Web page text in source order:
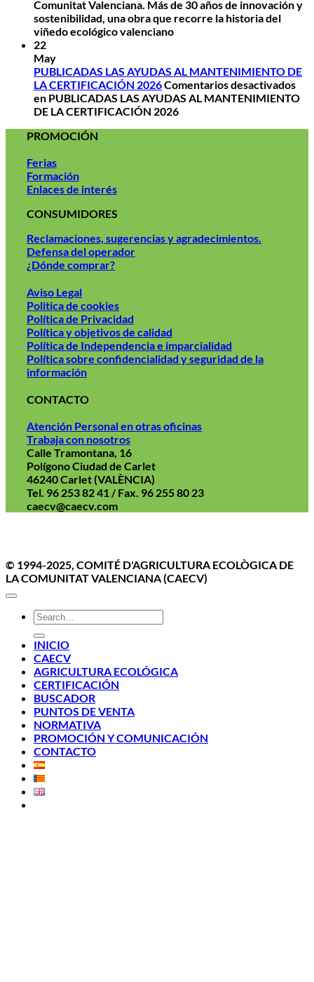
Comunitat Valenciana. Más de 30 años de innovación y
sostenibilidad, una obra que recorre la historia del
viñedo ecológico valenciano
22
May
PUBLICADAS LAS AYUDAS AL MANTENIMIENTO DE
LA CERTIFICACIÓN 2026Comentarios desactivados
en PUBLICADAS LAS AYUDAS AL MANTENIMIENTO
DE LA CERTIFICACIÓN 2026
PROMOCIÓN
Ferias
Formación
Enlaces de interés
CONSUMIDORES
Reclamaciones, sugerencias y agradecimientos.
Defensa del operador
¿Dónde comprar?
Aviso Legal
Politica de cookies
Política de Privacidad
Política y objetivos de calidad
Política de Independencia e imparcialidad
Política sobre confidencialidad y seguridad de la
información
CONTACTO
Atención Personal en otras oficinas
Trabaja con nosotros
Calle Tramontana, 16
Polígono Ciudad de Carlet
46240 Carlet (VALÈNCIA)
Tel. 96 253 82 41 / Fax. 96 255 80 23
caecv@caecv.com
© 1994-2025, COMITÉ D'AGRICULTURA ECOLÒGICA DE
LA COMUNITAT VALENCIANA (CAECV)
INICIO
CAECV
AGRICULTURA ECOLÓGICA
CERTIFICACIÓN
BUSCADOR
PUNTOS DE VENTA
NORMATIVA
PROMOCIÓN Y COMUNICACIÓN
CONTACTO